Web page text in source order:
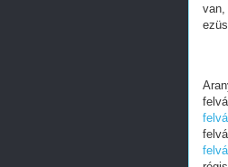
van,